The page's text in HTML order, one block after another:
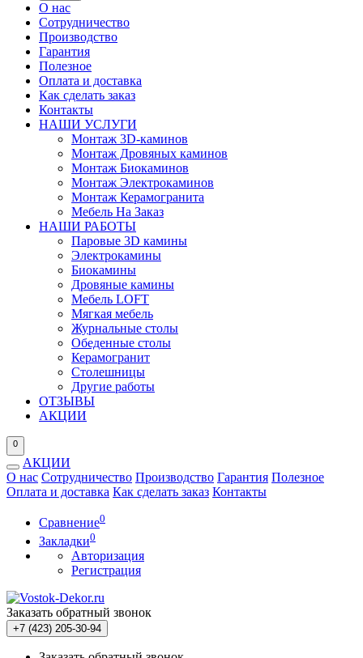
О нас
Сотрудничество
Производство
Гарантия
Полезное
Оплата и доставка
Как сделать заказ
Контакты
НАШИ УСЛУГИ
Монтаж 3D-каминов
Монтаж Дровяных каминов
Монтаж Биокаминов
Монтаж Электрокаминов
Монтаж Керамогранита
Мебель На Заказ
НАШИ РАБОТЫ
Паровые 3D камины
Электрокамины
Биокамины
Дровяные камины
Мебель LOFT
Мягкая мебель
Журнальные столы
Обеденные столы
Керамогранит
Столешницы
Другие работы
ОТЗЫВЫ
АКЦИИ
0
АКЦИИ
О нас Сотрудничество Производство Гарантия Полезное
Оплата и доставка Как сделать заказ Контакты
Сравнение0
Закладки0
Авторизация
Регистрация
Заказать обратный звонок
+7 (423) 205-30-94